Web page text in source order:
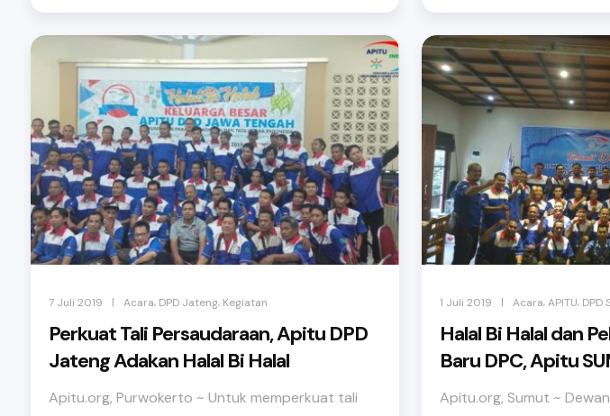
7 Juli 2019 | Acara, DPD Jateng, Kegiatan
Perkuat Tali Persaudaraan, Apitu DPD
Jateng Adakan Halal Bi Halal
Apitu.org, Purwokerto ~ Untuk memperkuat tali
1 Juli 2019 | Acara,APITU, DPD
Halal Bi Halal dan
Baru DPC, Apitu
Apitu.org, Sumut ~